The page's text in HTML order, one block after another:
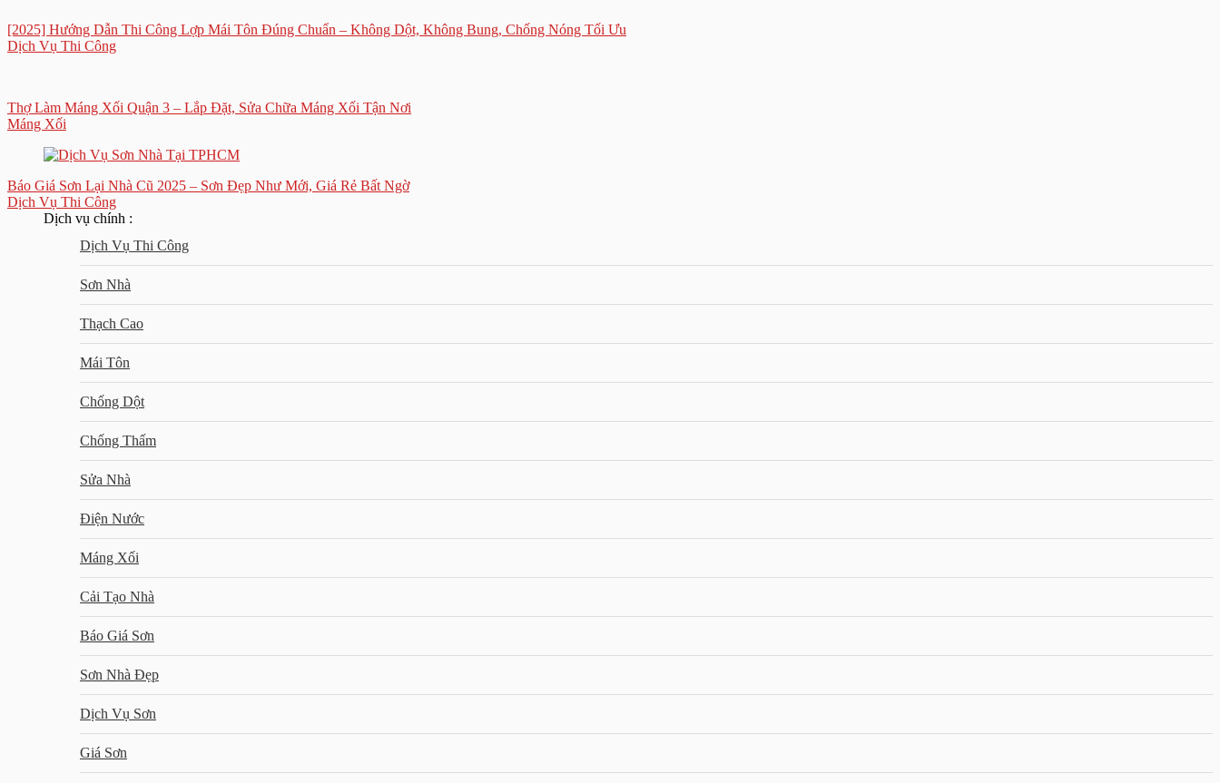
[2025] Hướng Dẫn Thi Công Lợp Mái Tôn Đúng Chuẩn – Không Dột, Không Bung, Chống Nóng Tối Ưu
Dịch Vụ Thi Công
Thợ Làm Máng Xối Quận 3 – Lắp Đặt, Sửa Chữa Máng Xối Tận Nơi
Máng Xối
Báo Giá Sơn Lại Nhà Cũ 2025 – Sơn Đẹp Như Mới, Giá Rẻ Bất Ngờ
Dịch Vụ Thi Công
Dịch vụ chính :
Dịch Vụ Thi Công
Sơn Nhà
Thạch Cao
Mái Tôn
Chống Dột
Chống Thấm
Sửa Nhà
Điện Nước
Máng Xối
Cải Tạo Nhà
Báo Giá Sơn
Sơn Nhà Đẹp
Dịch Vụ Sơn
Giá Sơn